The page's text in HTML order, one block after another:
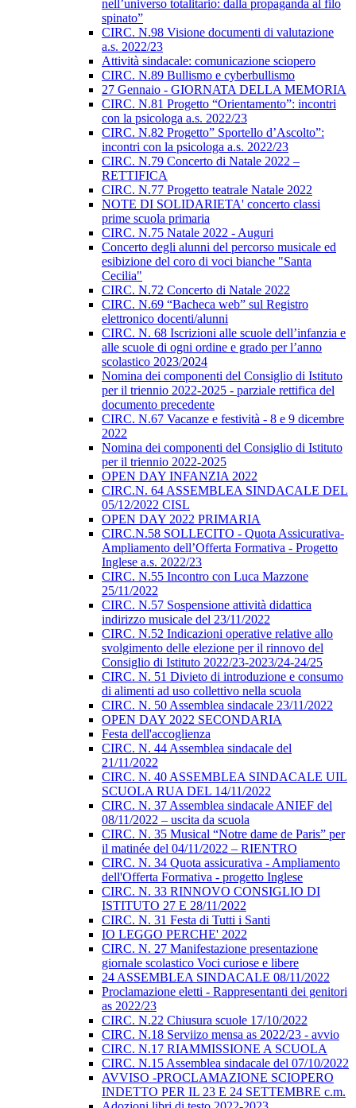
nell’universo totalitario: dalla propaganda al filo
spinato”
CIRC. N.98 Visione documenti di valutazione
a.s. 2022/23
Attività sindacale: comunicazione sciopero
CIRC. N.89 Bullismo e cyberbullismo
27 Gennaio - GIORNATA DELLA MEMORIA
CIRC. N.81 Progetto “Orientamento”: incontri
con la psicologa a.s. 2022/23
CIRC. N.82 Progetto” Sportello d’Ascolto”:
incontri con la psicologa a.s. 2022/23
CIRC. N.79 Concerto di Natale 2022 –
RETTIFICA
CIRC. N.77 Progetto teatrale Natale 2022
NOTE DI SOLIDARIETA' concerto classi
prime scuola primaria
CIRC. N.75 Natale 2022 - Auguri
Concerto degli alunni del percorso musicale ed
esibizione del coro di voci bianche "Santa
Cecilia"
CIRC. N.72 Concerto di Natale 2022
CIRC. N.69 “Bacheca web” sul Registro
elettronico docenti/alunni
CIRC. N. 68 Iscrizioni alle scuole dell’infanzia e
alle scuole di ogni ordine e grado per l’anno
scolastico 2023/2024
Nomina dei componenti del Consiglio di Istituto
per il triennio 2022-2025 - parziale rettifica del
documento precedente
CIRC. N.67 Vacanze e festività - 8 e 9 dicembre
2022
Nomina dei componenti del Consiglio di Istituto
per il triennio 2022-2025
OPEN DAY INFANZIA 2022
CIRC.N. 64 ASSEMBLEA SINDACALE DEL
05/12/2022 CISL
OPEN DAY 2022 PRIMARIA
CIRC.N.58 SOLLECITO - Quota Assicurativa-
Ampliamento dell’Offerta Formativa - Progetto
Inglese a.s. 2022/23
CIRC. N.55 Incontro con Luca Mazzone
25/11/2022
CIRC. N.57 Sospensione attività didattica
indirizzo musicale del 23/11/2022
CIRC. N.52 Indicazioni operative relative allo
svolgimento delle elezione per il rinnovo del
Consiglio di Istituto 2022/23-2023/24-24/25
CIRC. N. 51 Divieto di introduzione e consumo
di alimenti ad uso collettivo nella scuola
CIRC. N. 50 Assemblea sindacale 23/11/2022
OPEN DAY 2022 SECONDARIA
Festa dell'accoglienza
CIRC. N. 44 Assemblea sindacale del
21/11/2022
CIRC. N. 40 ASSEMBLEA SINDACALE UIL
SCUOLA RUA DEL 14/11/2022
CIRC. N. 37 Assemblea sindacale ANIEF del
08/11/2022 – uscita da scuola
CIRC. N. 35 Musical “Notre dame de Paris” per
il matinée del 04/11/2022 – RIENTRO
CIRC. N. 34 Quota assicurativa - Ampliamento
dell'Offerta Formativa - progetto Inglese
CIRC. N. 33 RINNOVO CONSIGLIO DI
ISTITUTO 27 E 28/11/2022
CIRC. N. 31 Festa di Tutti i Santi
IO LEGGO PERCHE' 2022
CIRC. N. 27 Manifestazione presentazione
giornale scolastico Voci curiose e libere
24 ASSEMBLEA SINDACALE 08/11/2022
Proclamazione eletti - Rappresentanti dei genitori
as 2022/23
CIRC. N.22 Chiusura scuole 17/10/2022
CIRC. N.18 Serviizo mensa as 2022/23 - avvio
CIRC. N.17 RIAMMISSIONE A SCUOLA
CIRC. N.15 Assemblea sindacale del 07/10/2022
AVVISO -PROCLAMAZIONE SCIOPERO
INDETTO PER IL 23 E 24 SETTEMBRE c.m.